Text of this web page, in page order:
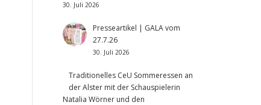
30. Juli 2026
Presseartikel | GALA vom
27.7.26
30. Juli 2026
Traditionelles CeU Sommeressen an
der Alster mit der Schauspielerin
Natalia Wörner und den